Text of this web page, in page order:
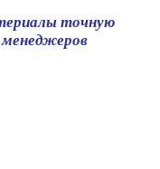
точную